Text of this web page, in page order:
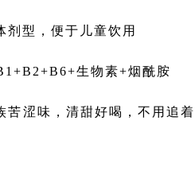
剂型，便于儿童饮用
生物素+烟酰胺
苦涩味，清甜好喝，不用追着